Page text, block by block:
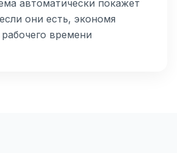
автоматически покажет
они есть, экономя
времени